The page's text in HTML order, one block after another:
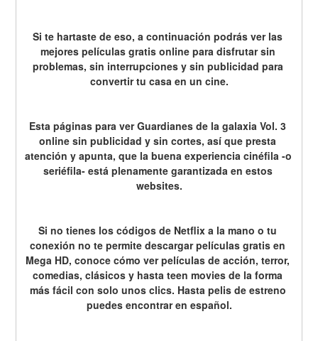
Si te hartaste de eso, a continuación podrás ver las
mejores películas gratis online para disfrutar sin
problemas, sin interrupciones y sin publicidad para
convertir tu casa en un cine.
Esta páginas para ver Guardianes de la galaxia Vol. 3
online sin publicidad y sin cortes, así que presta
atención y apunta, que la buena experiencia cinéfila -o
seriéfila- está plenamente garantizada en estos
websites.
Si no tienes los códigos de Netflix a la mano o tu
conexión no te permite descargar películas gratis en
Mega HD, conoce cómo ver películas de acción, terror,
comedias, clásicos y hasta teen movies de la forma
más fácil con solo unos clics. Hasta pelis de estreno
puedes encontrar en español.